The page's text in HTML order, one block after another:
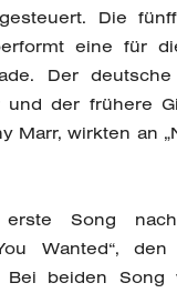
Die
eine für
Der deutsche
und der frühere
Marr, wirkten an
Song
Wanted“,
Bei beiden Song